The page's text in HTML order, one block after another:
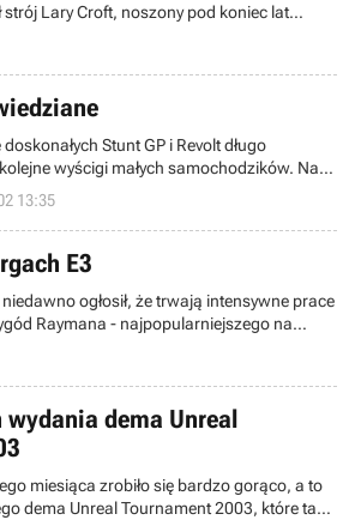
strój Lary Croft, noszony pod koniec lat
McAndrew. Wtedy też, na 6 dni przed
nieznacznie 2000 funtów. Finał
ten został sprzedany za 4400 funtów!
Stunt GP i Revolt długo
wyścigi małych samochodzików. Na
1C postanowił wydać R.C. Cars, grę z
sterowanych drogą radiową w roli głównej,
Creat Studio.
13:35
E3
ogłosił, że trwają intensywne prace
Raymana - najpopularniejszego na
dzieci i młodzieży.
dema Unreal
miesiąca zrobiło się bardzo gorąco, a to
dema Unreal Tournament 2003, które tak